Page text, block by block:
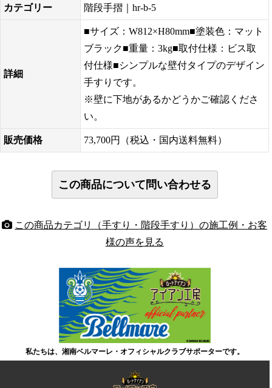
カテゴリー 階段手摺｜hr-b-5
詳細
■サイズ：W812×H80mm■塗装色：マット
ブラック■重量：3kg■取付仕様：ビス取
付仕様■シンプルな壁付タイプのデザイン
手すりです。
※壁に下地があるかどうかご確認くださ
い。
販売価格 73,700円（税込・国内送料無料）
この商品カテゴリ（手すり・階段手すり）の施工例・お客
様の声を見る
私たちは、湘南ベルマーレ・オフィシャルクラブサポーターです。